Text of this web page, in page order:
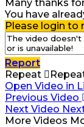
Many thanks
You have
Please login to
Report
Repeat
Open Video in
Previous Video
Next Video
More Videos